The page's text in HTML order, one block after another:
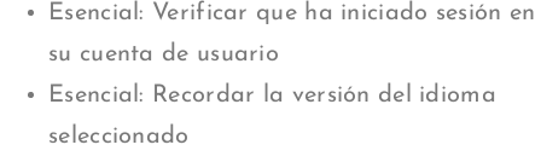
Esencial: Verificar que ha iniciado sesión en
su cuenta de usuario
Esencial: Recordar la versión del idioma
seleccionado